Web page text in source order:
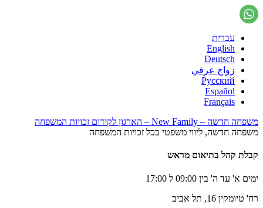
עברית
English
Deutsch
زواج عرفي
Русский
Español
Français
משפחה חדשה – New Family – הארגון לקידום זכויות המשפחה
משפחה חדשה, ליווי משפטי בכל זכויות המשפחה
קבלת קהל בתיאום מראש
ימים א' עד ה' בין 09:00 ל 17:00
רח' טיומקין 16, תל אביב